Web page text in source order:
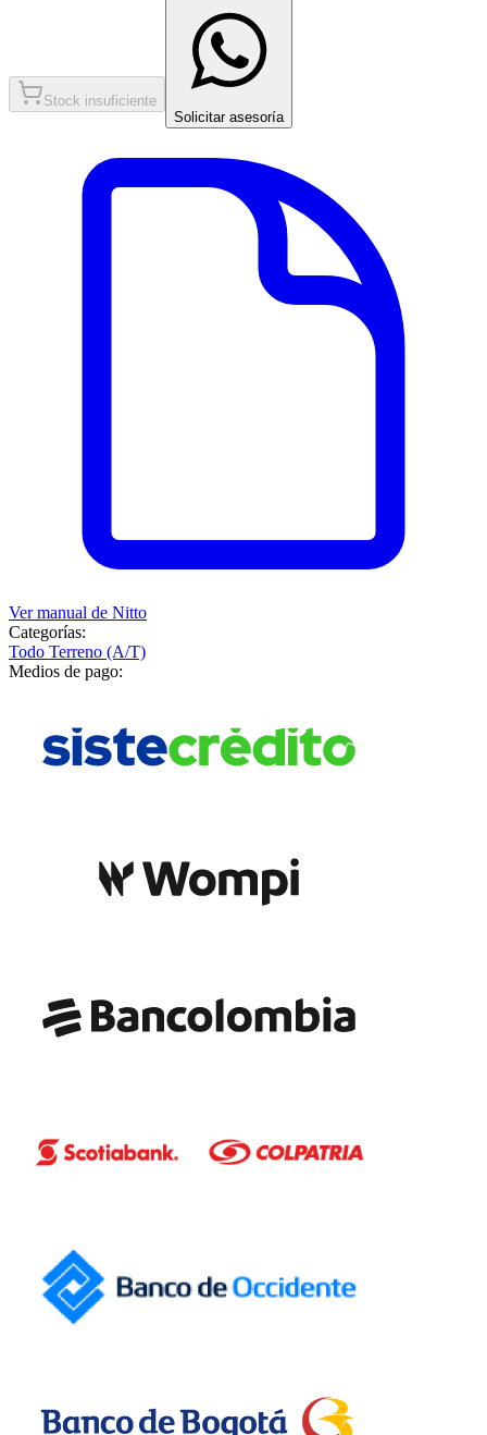
Stock insuficiente
Solicitar asesoría
Ver manual de Nitto
Categorías:
Todo Terreno (A/T)
Medios de pago: